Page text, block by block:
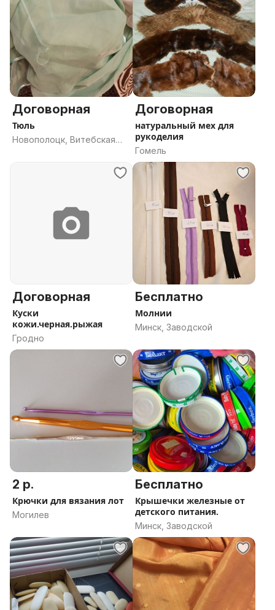
Договорная
Тюль
Новополоцк, Витебская
Договорная
натуральный мех для
рукоделия
Гомель
Договорная
Куски
кожи.черная.рыжая
Гродно
Бесплатно
Молнии
Минск, Заводской
2 р.
Крючки для вязания лот
Могилев
Бесплатно
Крышечки железные от
детского питания.
Минск, Заводской